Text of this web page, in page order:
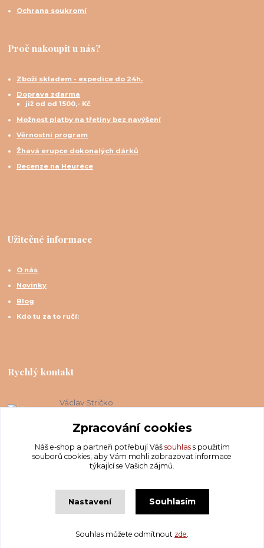
Ochrana soukromí
Proč nakoupit u nás?
Zboží skladem - expedice do 24h.
Doprava zdarma
již od od 1500,- Kč
Možnost platby na třetiny bez navýšení
Věrnostní program
Žhavá erupce dokonalých dárků
Recenze na Heuréce
Užitečné informace
O nás
Novinky
Blog
Kdo tu za to ručí:
Rychlý kontakt
Václav Stričko
(Po-Ne, 8-20 hod.)
info@krakatis.cz
Vytvořeno na
Eshop-rychle.cz
Zpracování cookies
Náš e-shop a partneři potřebují Váš souhlass použitím
souborů cookies, aby Vám mohli zobrazovat informace
týkající se Vašich zájmů.
Nastavení Souhlasím
Souhlas můžete odmítnout zde